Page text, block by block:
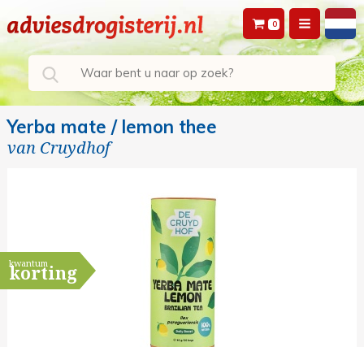
0
Yerba mate / lemon thee
van Cruydhof
kwantum
korting